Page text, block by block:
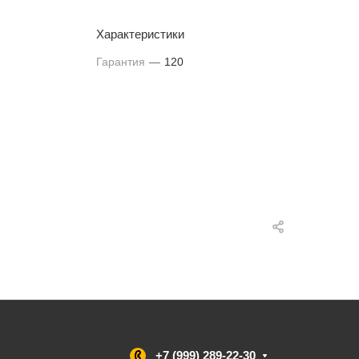
Характеристики
Гарантия — 120
+7 (999) 289-22-30